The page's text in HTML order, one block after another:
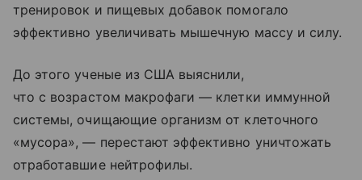
тренировок и пищевых добавок помогало
эффективно увеличивать мышечную массу и силу.
До этого ученые из США выяснили,
что с возрастом макрофаги — клетки иммунной
системы, очищающие организм от клеточного
«мусора», — перестают эффективно уничтожать
отработавшие нейтрофилы.